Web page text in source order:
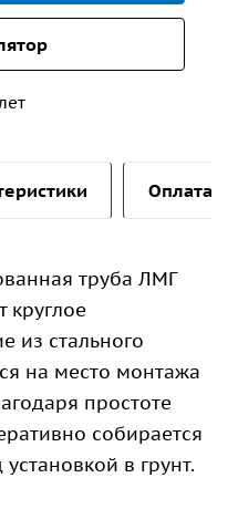
Оплата и
труба ЛМГ
круглое
из стального
на место монтажа
простоте
собирается
в грунт.